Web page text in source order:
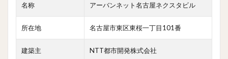
名称 アーバンネット名古屋ネクスタビル
所在地 名古屋市東区東桜一丁目101番
建築主 NTT都市開発株式会社